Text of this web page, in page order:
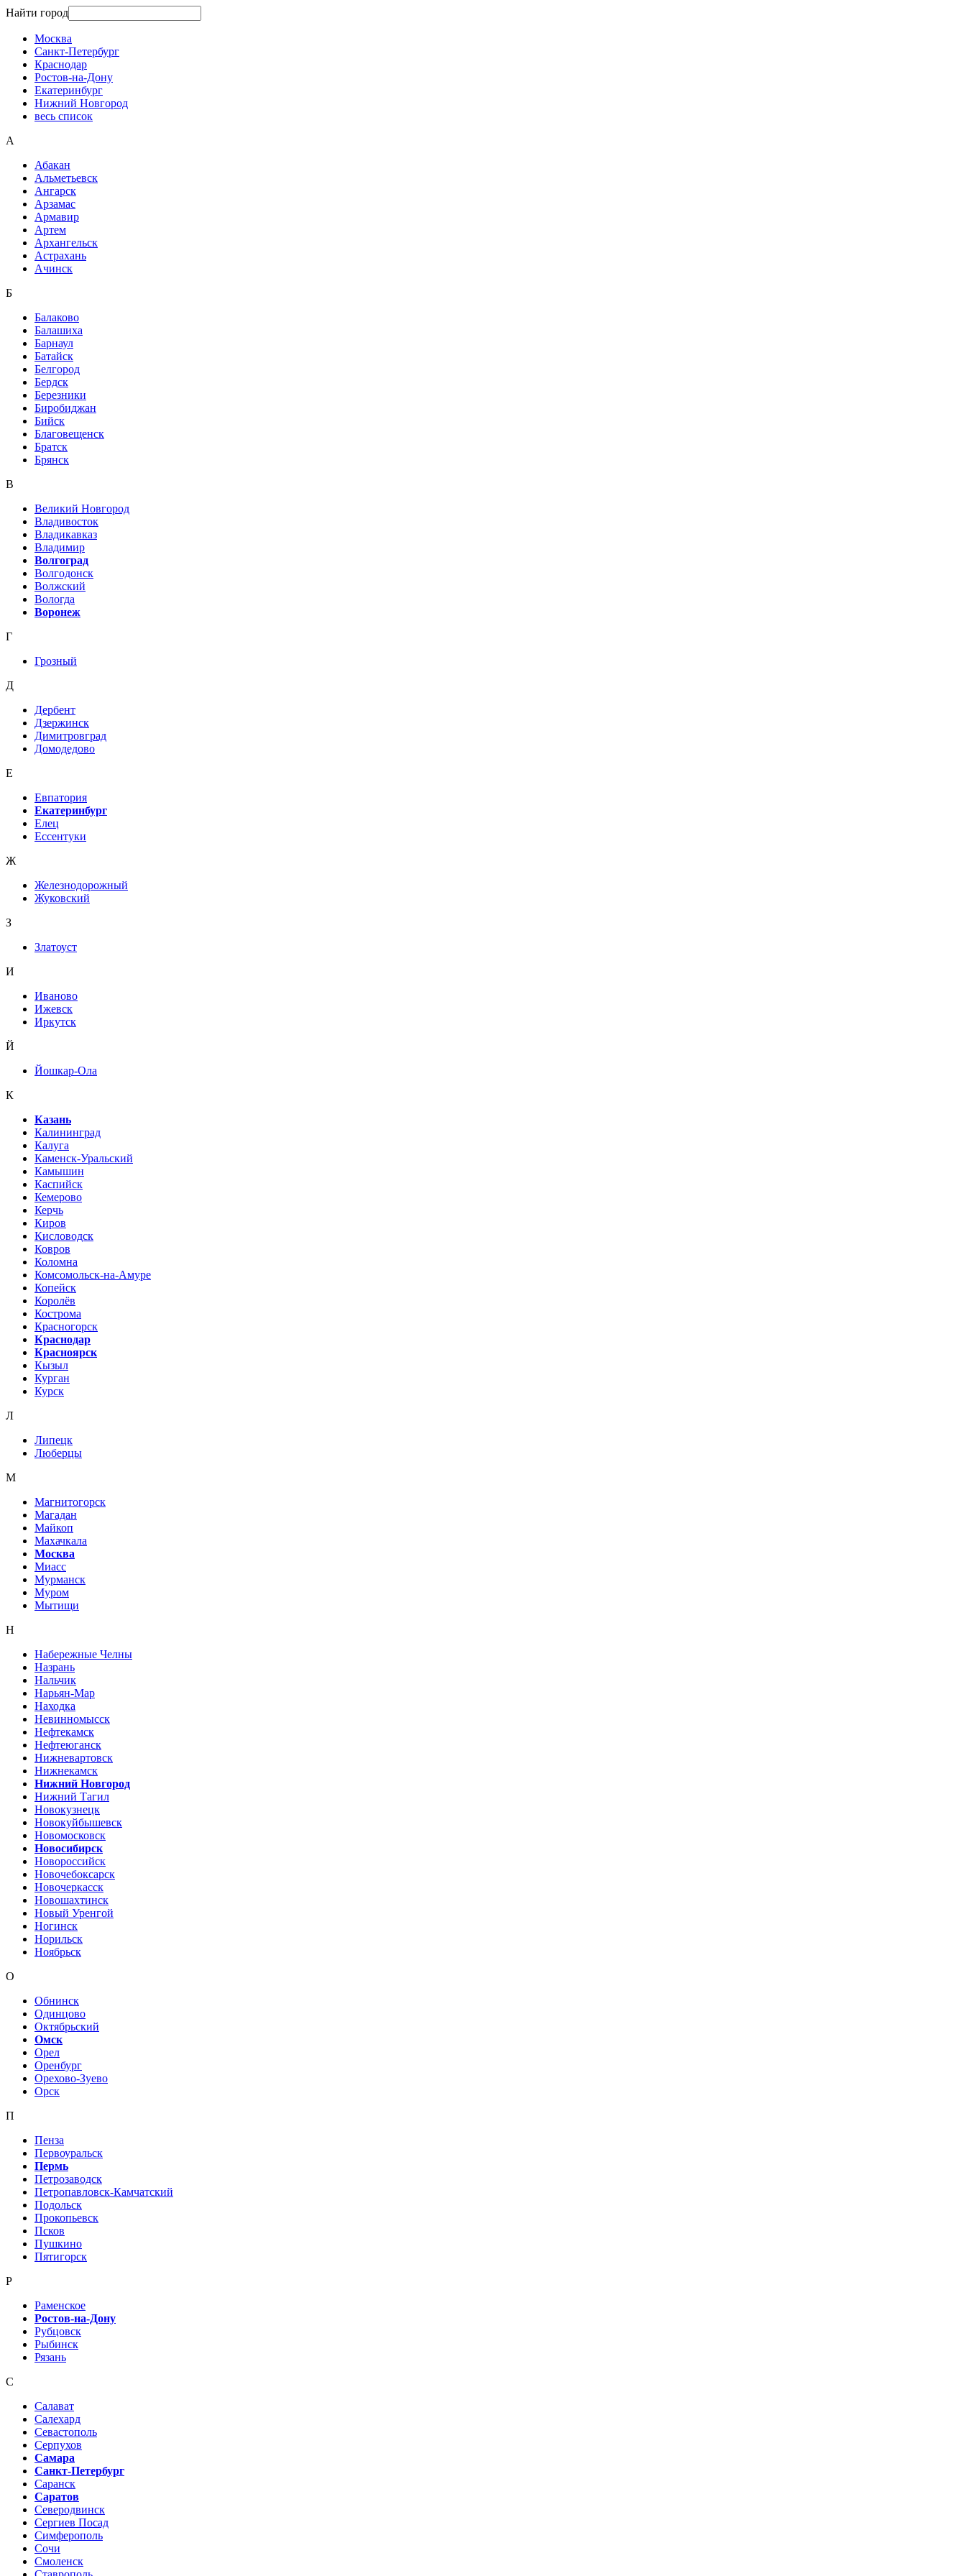
Найти город
Москва
Санкт-Петербург
Краснодар
Ростов-на-Дону
Екатеринбург
Нижний Новгород
весь список
А
Абакан
Альметьевск
Ангарск
Арзамас
Армавир
Артем
Архангельск
Астрахань
Ачинск
Б
Балаково
Балашиха
Барнаул
Батайск
Белгород
Бердск
Березники
Биробиджан
Бийск
Благовещенск
Братск
Брянск
В
Великий Новгород
Владивосток
Владикавказ
Владимир
Волгоград
Волгодонск
Волжский
Вологда
Воронеж
Г
Грозный
Д
Дербент
Дзержинск
Димитровград
Домодедово
Е
Евпатория
Екатеринбург
Елец
Ессентуки
Ж
Железнодорожный
Жуковский
З
Златоуст
И
Иваново
Ижевск
Иркутск
Й
Йошкар-Ола
К
Казань
Калининград
Калуга
Каменск-Уральский
Камышин
Каспийск
Кемерово
Керчь
Киров
Кисловодск
Ковров
Коломна
Комсомольск-на-Амуре
Копейск
Королёв
Кострома
Красногорск
Краснодар
Красноярск
Кызыл
Курган
Курск
Л
Липецк
Люберцы
М
Магнитогорск
Магадан
Майкоп
Махачкала
Москва
Миасс
Мурманск
Муром
Мытищи
Н
Набережные Челны
Назрань
Нальчик
Нарьян-Мар
Находка
Невинномысск
Нефтекамск
Нефтеюганск
Нижневартовск
Нижнекамск
Нижний Новгород
Нижний Тагил
Новокузнецк
Новокуйбышевск
Новомосковск
Новосибирск
Новороссийск
Новочебоксарск
Новочеркасск
Новошахтинск
Новый Уренгой
Ногинск
Норильск
Ноябрьск
О
Обнинск
Одинцово
Октябрьский
Омск
Орел
Оренбург
Орехово-Зуево
Орск
П
Пенза
Первоуральск
Пермь
Петрозаводск
Петропавловск-Камчатский
Подольск
Прокопьевск
Псков
Пушкино
Пятигорск
Р
Раменское
Ростов-на-Дону
Рубцовск
Рыбинск
Рязань
С
Салават
Салехард
Севастополь
Серпухов
Самара
Санкт-Петербург
Саранск
Саратов
Северодвинск
Сергиев Посад
Симферополь
Сочи
Смоленск